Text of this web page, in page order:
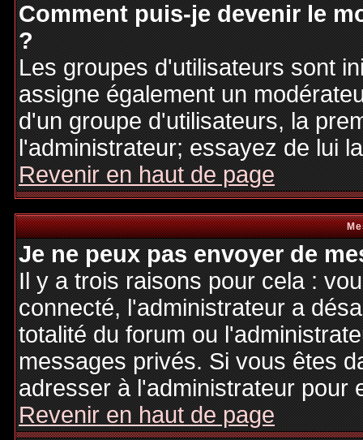
Comment puis-je devenir le
?
Les groupes d'utilisateurs sont
assigne également un
d'un groupe d'utilisateurs, la
l'administrateur; essayez de lui
Revenir en haut de page
Je ne peux pas envoyer de
Il y a trois raisons pour cela :
connecté, l'administrateur a
totalité du forum ou
messages privés. Si vous êtes
adresser à l'administrateur pour
Revenir en haut de page